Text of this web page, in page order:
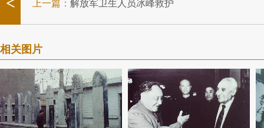
上一篇： 解放军卫生人员冰峰救护
相关图片